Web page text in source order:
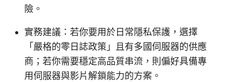
險。
實務建議：若你要用於日常隱私保護，選擇
「嚴格的零日誌政策」且有多國伺服器的供應
商；若你需要穩定高品質串流，則偏好具備專
用伺服器與影片解鎖能力的方案。